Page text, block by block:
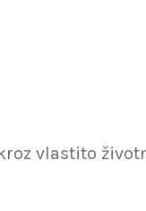
vlastito